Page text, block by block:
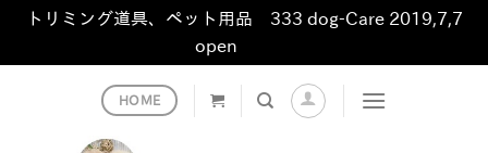
トリミング道具、ペット用品 333 dog-Care 2019,7,7
open
HOME